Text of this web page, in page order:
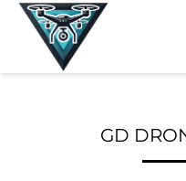
Skip
GD